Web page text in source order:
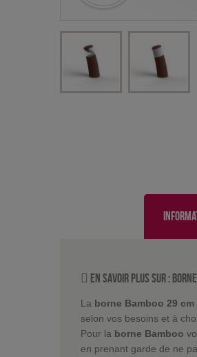
En savoir plus sur :
La borne Bamboo 29 cm
selon vos besoins et à
Pour la borne Bamboo
en prenant garde de ne